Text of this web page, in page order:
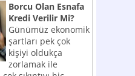
Borcu Olan Esnafa
Kredi Verilir Mi?
Günümüz ekonomik
şartları pek çok
kişiyi oldukça
zorlamak ile